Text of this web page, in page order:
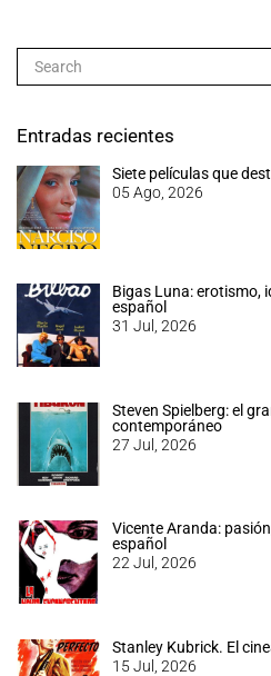
Entradas recientes
Siete películas que
05 Ago, 2026
Bigas Luna: erotismo,
español
31 Jul, 2026
Steven Spielberg: el
contemporáneo
27 Jul, 2026
Vicente Aranda:
español
22 Jul, 2026
Stanley Kubrick. El
15 Jul, 2026